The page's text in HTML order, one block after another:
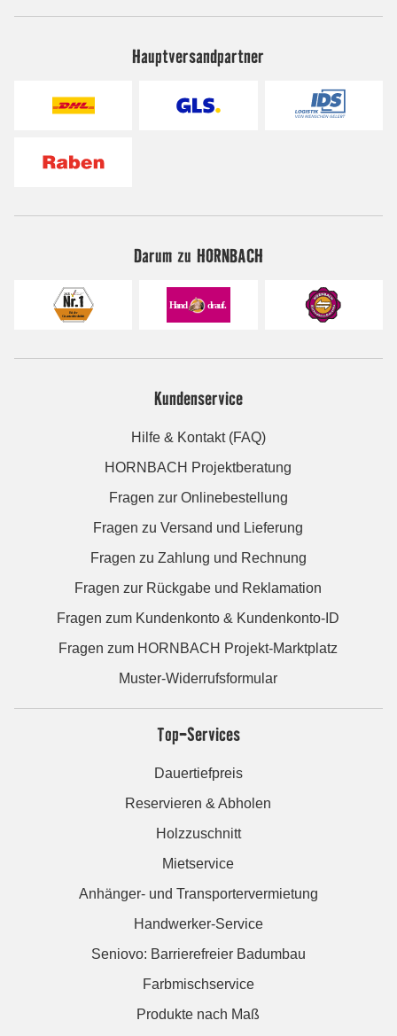
Hauptversandpartner
Darum zu HORNBACH
Kundenservice
Hilfe & Kontakt (FAQ)
HORNBACH Projektberatung
Fragen zur Onlinebestellung
Fragen zu Versand und Lieferung
Fragen zu Zahlung und Rechnung
Fragen zur Rückgabe und Reklamation
Fragen zum Kundenkonto & Kundenkonto-ID
Fragen zum HORNBACH Projekt-Marktplatz
Muster-Widerrufsformular
Top-Services
Dauertiefpreis
Reservieren & Abholen
Holzzuschnitt
Mietservice
Anhänger- und Transportervermietung
Handwerker-Service
Seniovo: Barrierefreier Badumbau
Farbmischservice
Produkte nach Maß